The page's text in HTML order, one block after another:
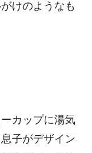
けのようなも
カップに湯気
子がデザイン